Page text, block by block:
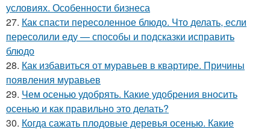
условиях. Особенности бизнеса
27. Как спасти пересоленное блюдо. Что делать, если
пересолили еду — способы и подсказки исправить
блюдо
28. Как избавиться от муравьев в квартире. Причины
появления муравьев
29. Чем осенью удобрять. Какие удобрения вносить
осенью и как правильно это делать?
30. Когда сажать плодовые деревья осенью. Какие